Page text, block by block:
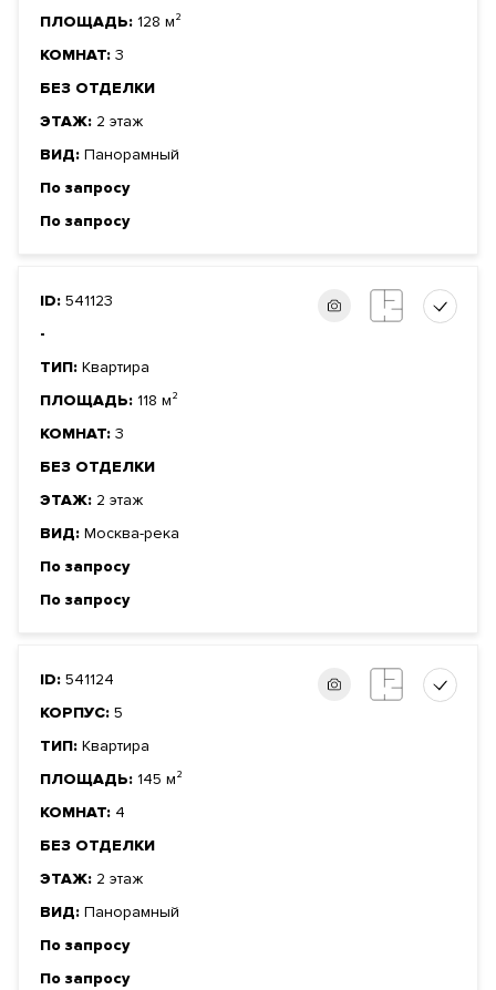
ПЛОЩАДЬ: 128 м²
КОМНАТ: 3
БЕЗ ОТДЕЛКИ
ЭТАЖ: 2 этаж
ВИД: Панорамный
По запросу
По запросу
ID: 541123
-
ТИП: Квартира
ПЛОЩАДЬ: 118 м²
КОМНАТ: 3
БЕЗ ОТДЕЛКИ
ЭТАЖ: 2 этаж
ВИД: Москва-река
По запросу
По запросу
ID: 541124
КОРПУС: 5
ТИП: Квартира
ПЛОЩАДЬ: 145 м²
КОМНАТ: 4
БЕЗ ОТДЕЛКИ
ЭТАЖ: 2 этаж
ВИД: Панорамный
По запросу
По запросу